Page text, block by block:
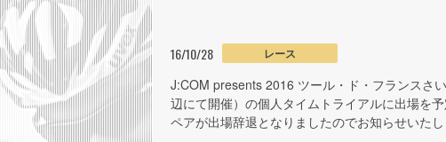
16/10/28 レース
J:COM presents 2016 ツール・ド・フランスさ
辺にて開催）の個人タイムトライアルに出場を
ペアが出場辞退となりましたのでお知らせいた